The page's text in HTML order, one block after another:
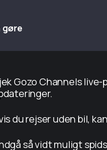
gøre
Gozo Channels
du rejser uden bil,
så vidt muligt